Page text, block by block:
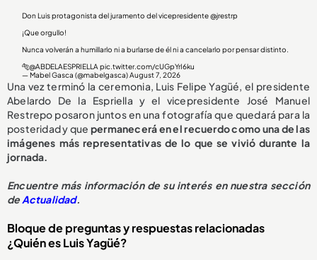
Don Luis protagonista del juramento del vicepresidente@jrestrp
¡Que orgullo!
Nunca volverán a humillarlo ni a burlarse de él ni a cancelarlo por pensar distinto.
🐅@ABDELAESPRIELLA pic.twitter.com/cUGpYrI6ku
— Mabel Gasca (@mabelgasca)August 7, 2026
Una vez terminó la ceremonia, Luis Felipe Yagüé, el presidente
Abelardo De la Espriella y el vicepresidente José Manuel
Restrepo posaron juntos en una fotografía que quedará para la
posteridad y quepermanecerá en el recuerdo como una de las
imágenes más representativas de lo que se vivió durante la
jornada.
Encuentre más información de su interés en nuestra sección
deActualidad.
Bloque de preguntas y respuestas relacionadas
¿Quién es Luis Yagüé?